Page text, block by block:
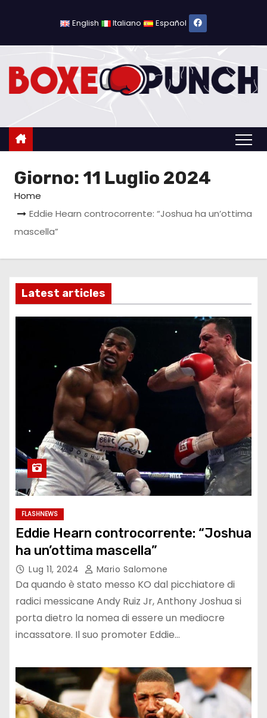
c
o
English Italiano Español
Giorno: 11 Luglio 2024
Home
Eddie Hearn controcorrente: “Joshua ha un’ottima
mascella”
Latest articles
FLASHNEWS
Eddie Hearn controcorrente: “Joshua
ha un’ottima mascella”
Lug 11, 2024 Mario Salomone
Da quando è stato messo KO dal picchiatore di
radici messicane Andy Ruiz Jr, Anthony Joshua si
porta dietro la nomea di essere un mediocre
incassatore. Il suo promoter Eddie…